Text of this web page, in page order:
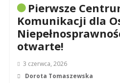
Pierwsze
Komunikacji dla
otwarte!
3 czerwca, 2026
Dorota Tomaszewska